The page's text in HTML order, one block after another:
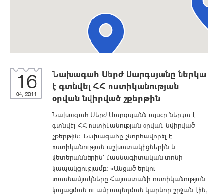
16
04, 2011
Նախագահ Սերժ Սարգսյանը ներկա
է գտնվել ՀՀ ոստիկանության
օրվան նվիրված շքերթին
Նախագահ Սերժ Սարգսյանն այսօր ներկա է
գտնվել ՀՀ ոստիկանության օրվան նվիրված
շքերթին: Նախագահը շնորհավորել է
ոստիկանության աշխատակիցներին և
վետերաններին` մասնագիտական տոնի
կապակցությամբ: «Անցած երկու
տասնամյակները Հայաստանի ոստիկանության
կայացման ու ամրապնդման կարևոր շրջան էին,